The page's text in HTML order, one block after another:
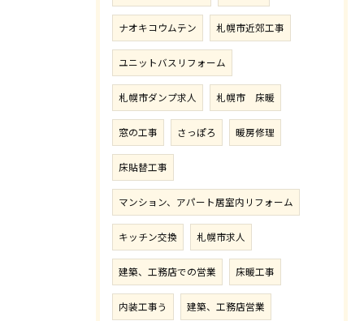
ナオキコウムテン 札幌市近郊工事
ユニットバスリフォーム
札幌市ダンプ求人 札幌市 床暖
窓の工事 さっぽろ 暖房修理
床貼替工事
マンション、アパート居室内リフォーム
キッチン交換 札幌市求人
建築、工務店での営業 床暖工事
内装工事う 建築、工務店営業